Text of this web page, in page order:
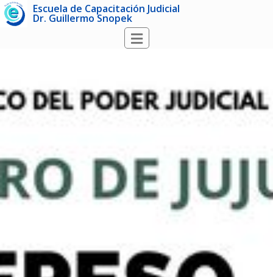
Escuela de Capacitación Judicial
Dr. Guillermo Snopek